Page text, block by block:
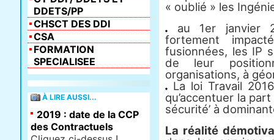
« oublié » les
au 1er janvier
fortement
fusionnées, les IP
de leur
organisations, à
La loi Travail
qu’accentuer la
sécurité’ à
La réalité
DDETS/PP
CHSCT DES DDI
CSA
FORMATION
SPECIALISEE
À LIRE AUSSI...
2019 : date de la CCP
des Contractuels